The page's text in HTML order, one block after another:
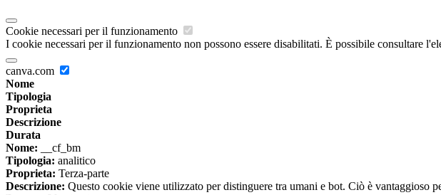
Cookie necessari per il funzionamento
I cookie necessari per il funzionamento non possono essere disabilitati. È possibile consultare
canva.com
Nome
Tipologia
Proprieta
Descrizione
Durata
Nome: __cf_bm
Tipologia: analitico
Proprieta: Terza-parte
Descrizione: Questo cookie viene utilizzato per distinguere tra umani e bot. Ciò è